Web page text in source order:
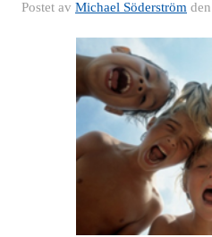
Postet av Michael Söderström den